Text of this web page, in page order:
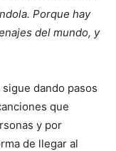
Porque hay
del mundo, y
dando pasos
que
y por
de llegar al